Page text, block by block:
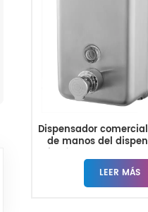
Dispensador
de manos del
inoxidable del soporte
LEER MÁS